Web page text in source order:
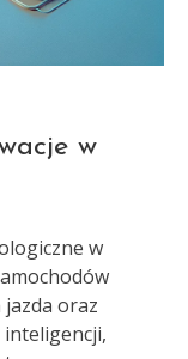
w
w
oraz